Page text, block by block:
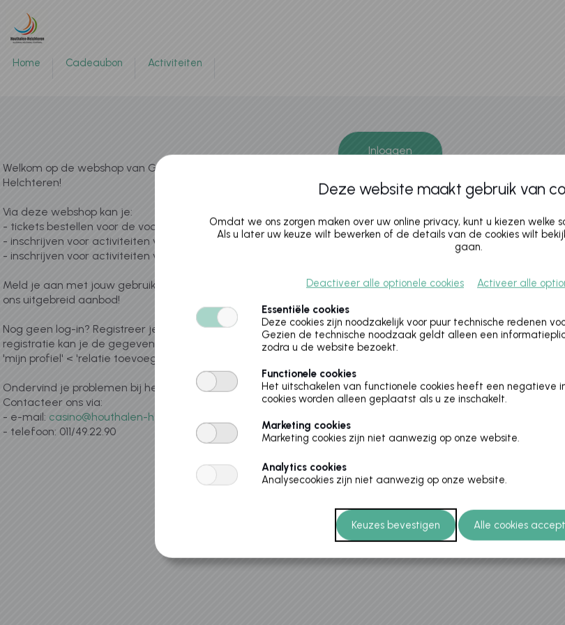
Home Cadeaubon Activiteiten
Welkom op de webshop van Gemeentebestuur Houthalen-
Helchteren!
Via deze webshop kan je:
- tickets bestellen voor de voorstellingen van cultuurhuis Casino
- inschrijven voor activiteiten van cultuurhuis Casino
- inschrijven voor activiteiten van het vakantieaanbod
Meld je aan met jouw gebruiksnaam en wachtwoord en ontdek
ons uitgebreid aanbod!
Nog geen log-in? Registreer je als nieuwe gebruiker. Na
registratie kan je de gegevens van jouw kind toevoegen via
'mijn profiel' < 'relatie toevoegen'.
Ondervind je problemen bij het registreren/aanmelden?
Contacteer ons via:
- e-mail: casino@houthalen-helchteren.be
- telefoon: 011/49.22.90
Inloggen
Gebruikersnaam
Wachtwoord
Onthoud mij op deze computer
» Aanmelden als nieuwe gebruiker
» Wachtwoord vergeten?
Cookies policy v.8.5.1.0
Deze website maakt gebruik van
Omdat we ons zorgen maken over uw online privacy, kunt u kiezen welke
Als u later uw keuze wilt bewerken of de details van de cookies wilt
gaan.
Deactiveer alle optionele cookies Activeer alle
Essentiële cookies
Deze cookies zijn noodzakelijk voor puur technische redenen
Gezien de technische noodzaak geldt alleen een
zodra u de website bezoekt.
Functionele cookies
Het uitschakelen van functionele cookies heeft een negatieve
cookies worden alleen geplaatst als u ze inschakelt.
Marketing cookies
Marketing cookies zijn niet aanwezig op onze website.
Analytics cookies
Analysecookies zijn niet aanwezig op onze website.